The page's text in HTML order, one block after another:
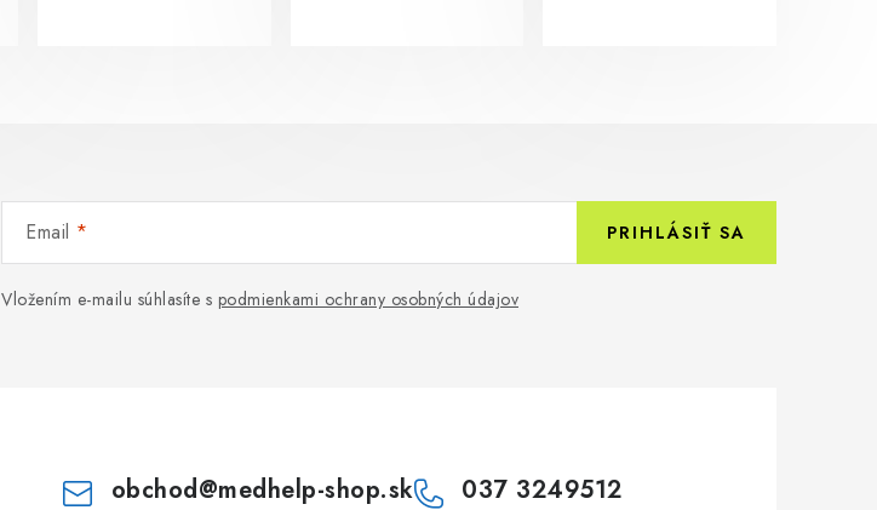
Email
Vložením e-mailu súhlasíte s podmienkami ochrany osobných údajov
PRIHLÁSIŤ SA
obchod@medhelp-shop.sk 037 3249512